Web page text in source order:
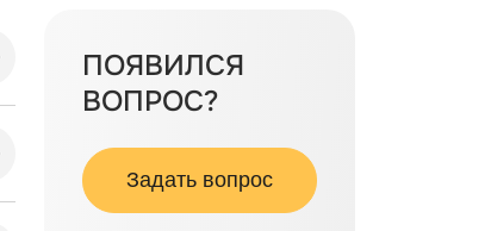
ПОЯВИЛСЯ
ВОПРОС?
Задать вопрос